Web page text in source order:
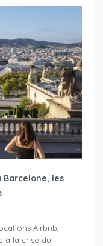
les
Airbnb,
à la crise du